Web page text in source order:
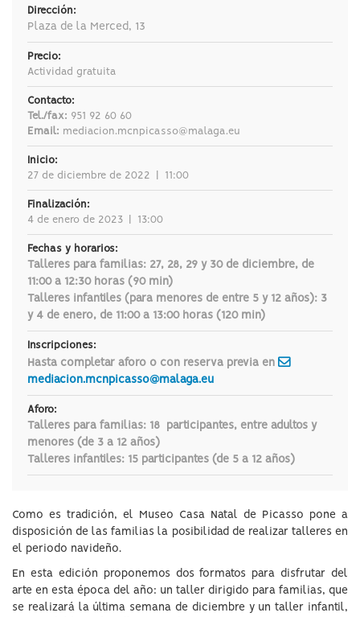
Dirección:
Plaza de la Merced, 13
Precio:
Actividad gratuita
Contacto:
Tel./fax: 951 92 60 60
Email: mediacion.mcnpicasso@malaga.eu
Inicio:
27 de diciembre de 2022
11:00
Finalización:
4 de enero de 2023
13:00
Fechas y horarios:
Talleres para familias: 27, 28, 29 y 30 de diciembre, de
11:00 a 12:30 horas (90 min)
Talleres infantiles (para menores de entre 5 y 12 años): 3
y 4 de enero, de 11:00 a 13:00 horas (120 min)
Inscripciones:
Hasta completar aforo o con reserva previa en
mediacion.mcnpicasso@malaga.eu
Aforo:
Talleres para familias: 18 participantes, entre adultos y
menores (de 3 a 12 años)
Talleres infantiles: 15 participantes (de 5 a 12 años)
Como es tradición, el Museo Casa Natal de Picasso pone a
disposición de las familias la posibilidad de realizar talleres en
el periodo navideño.
En esta edición proponemos dos formatos para disfrutar del
arte en esta época del año: un taller dirigido para familias, que
se realizará la última semana de diciembre y un taller infantil,